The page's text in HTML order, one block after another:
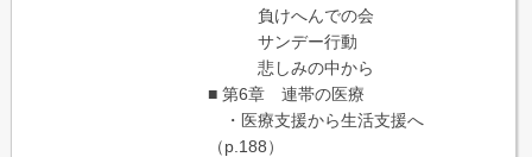
負けへんでの会
サンデー行動
悲しみの中から
■ 第6章 連帯の医療
・医療支援から生活支援へ
（p.188）